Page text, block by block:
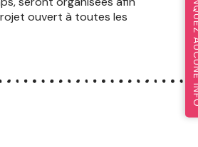
NE
ouvert à toutes les